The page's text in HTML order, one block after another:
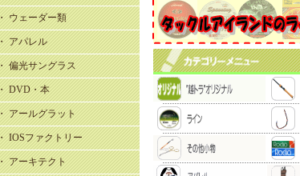
・ ウェーダー類
・ アパレル
・ 偏光サングラス
・ DVD・本
・ アールグラット
・ IOSファクトリー
・ アーキテクト